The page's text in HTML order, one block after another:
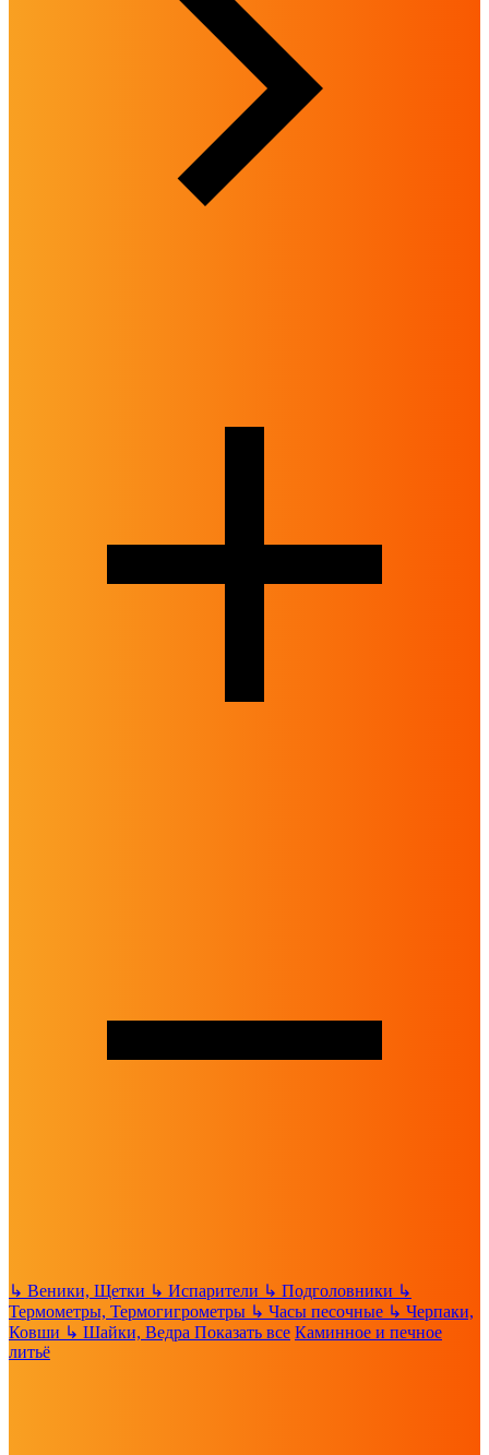
↳ Веники, Щетки ↳ Испарители ↳ Подголовники ↳
Термометры, Термогигрометры ↳ Часы песочные ↳ Черпаки,
Ковши ↳ Шайки, Ведра Показать все Каминное и печное
литьё